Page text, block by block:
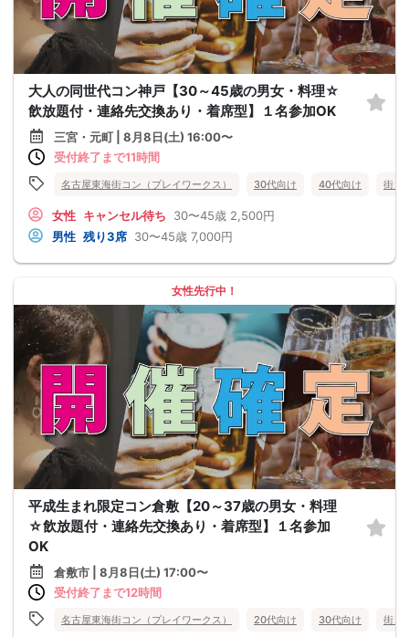
大人の同世代コン神戸【30～45歳の男女・料理☆
飲放題付・連絡先交換あり・着席型】１名参加OK
三宮・元町 | 8月8日(土) 16:00〜
受付終了まで11時間
名古屋東海街コン（プレイワークス） 30代向け 40代向け 街コ
女性 キャンセル待ち 30〜45歳 2,500円
男性 残り3席 30〜45歳 7,000円
女性先行中！
平成生まれ限定コン倉敷【20～37歳の男女・料理
☆飲放題付・連絡先交換あり・着席型】１名参加
OK
倉敷市 | 8月8日(土) 17:00〜
受付終了まで12時間
名古屋東海街コン（プレイワークス） 20代向け 30代向け 街コ